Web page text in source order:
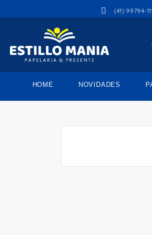
(41) 99794-
HOME NOVIDADES